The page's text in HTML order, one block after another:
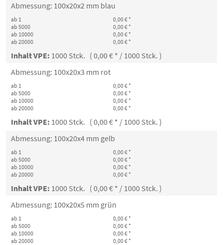
Abmessung: 100x20x2 mm blau
ab 1
0,00 € *
ab 5000
0,00 € *
ab 10000
0,00 € *
ab 20000
0,00 € *
Inhalt VPE: 1000 Stck. ( 0,00 € * / 1000 Stck. )
Abmessung: 100x20x3 mm rot
ab 1
0,00 € *
ab 5000
0,00 € *
ab 10000
0,00 € *
ab 20000
0,00 € *
Inhalt VPE: 1000 Stck. ( 0,00 € * / 1000 Stck. )
Abmessung: 100x20x4 mm gelb
ab 1
0,00 € *
ab 5000
0,00 € *
ab 10000
0,00 € *
ab 20000
0,00 € *
Inhalt VPE: 1000 Stck. ( 0,00 € * / 1000 Stck. )
Abmessung: 100x20x5 mm grün
ab 1
0,00 € *
ab 5000
0,00 € *
ab 10000
0,00 € *
ab 20000
0,00 € *